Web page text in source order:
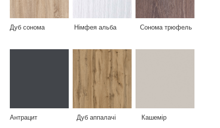
Дуб сонома Німфея альба Сонома трюфель
Антрацит Дуб аппалачі Кашемір